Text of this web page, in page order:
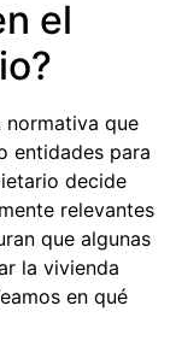
el
normativa que
entidades para
decide
relevantes
que algunas
la vivienda
en qué